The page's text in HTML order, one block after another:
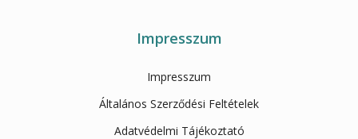
Impresszum
Impresszum
Általános Szerződési Feltételek
Adatvédelmi Tájékoztató